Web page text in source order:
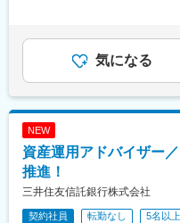
■当社について：
当社はJA（農協）グル
自のチャネルのみなら
共済商品を取り扱うこ
ク（企業向け保険、特
割を担い、当社と共済は
給：年1回、賞与：年2
考を通じて上下する可
気になる
NEW
資産運用アドバイザー
推進！
三井住友信託銀行株式会社
契約社員 転勤なし 5名以